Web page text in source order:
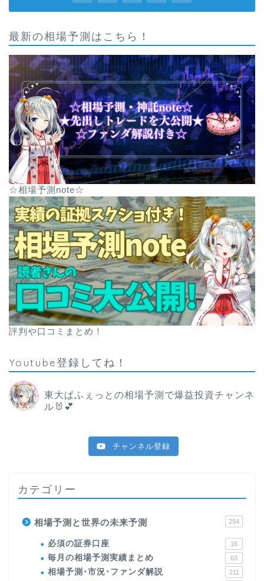
最新の相場予測はこちら！
☆相場予測note☆
評判や口コミまとめ！
Youtube登録してね！
東大ぱふぇっとの相場予測で爆益投資チャンネ
ル🐰💕
チャンネル登録
カテゴリー
相場予測と世界の未来予測 294
必須の証券口座 16
毎月の相場予測実績まとめ 63
相場予測･市況･ファンダ解説 211